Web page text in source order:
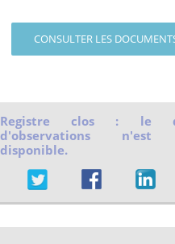
CONSULTER LES
Registre clos : le
d'observations n'est
disponible.